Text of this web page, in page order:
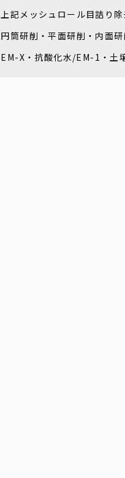
上記メッシュロール目詰り除
円筒研削・平面研削・内面
EM-X・抗酸化水/EM-1・土